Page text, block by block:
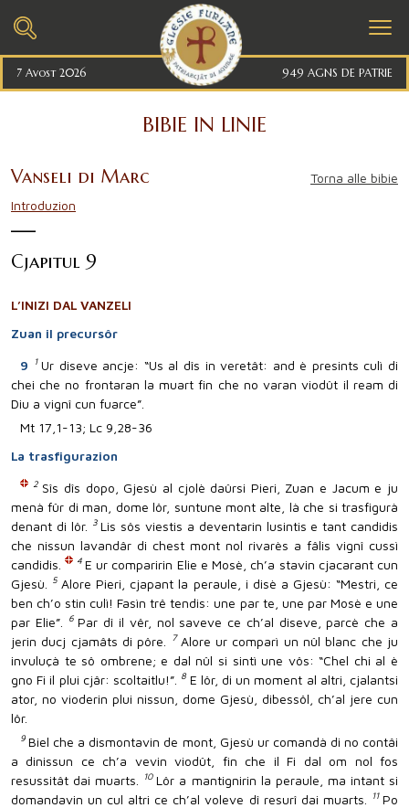
7 Avost 2026 949 AGNS DE PATRIE
BIBIE IN LINIE
Vanseli di Marc
Introduzion
Torna alle bibie
Cjapitul 9
L’INIZI DAL VANZELI
Zuan il precursôr
9 1Ur diseve ancje: “Us al dîs in veretât: and è presints culì di
chei che no frontaran la muart fin che no varan viodût il ream di
Diu a vignî cun fuarce”.
Mt 17,1-13; Lc 9,28-36
La trasfigurazion
2 Sîs dîs dopo, Gjesù al cjolè daûrsi Pieri, Zuan e Jacum e ju
menà fûr di man, dome lôr, suntune mont alte, là che si trasfigurà
denant di lôr.
3Lis sôs viestis a deventarin lusintis e tant candidis
che nissun lavandâr di chest mont nol rivarès a fâlis vignî cussì
candidis.
4 E ur comparirin Elie e Mosè, ch’a stavin cjacarant cun
Gjesù.
5 Alore Pieri, cjapant la peraule, i disè a Gjesù: “Mestri, ce
ben ch’o stin culì! Fasìn trê tendis: une par te, une par Mosè e une
par Elie”.
6Par dî il vêr, nol saveve ce ch’al diseve, parcè che a
jerin ducj cjamâts di pôre.
7 Alore ur comparì un nûl blanc che ju
invuluçà te sô ombrene; e dal nûl si sintì une vôs: “Chel chi al è
gno Fi il plui cjâr: scoltaitlu!”.
8 E lôr, di un moment al altri, cjalantsi
ator, no vioderin plui nissun, dome Gjesù, dibessôl, ch’al jere cun
lôr.
9Biel che a dismontavin de mont, Gjesù ur comandà di no contâi
a dinissun ce ch’a vevin viodût, fin che il Fi dal om nol fos
resussitât dai muarts.
10Lôr a mantignirin la peraule, ma intant si
domandavin un cul altri ce ch’al voleve dî resurî dai muarts.
11Po